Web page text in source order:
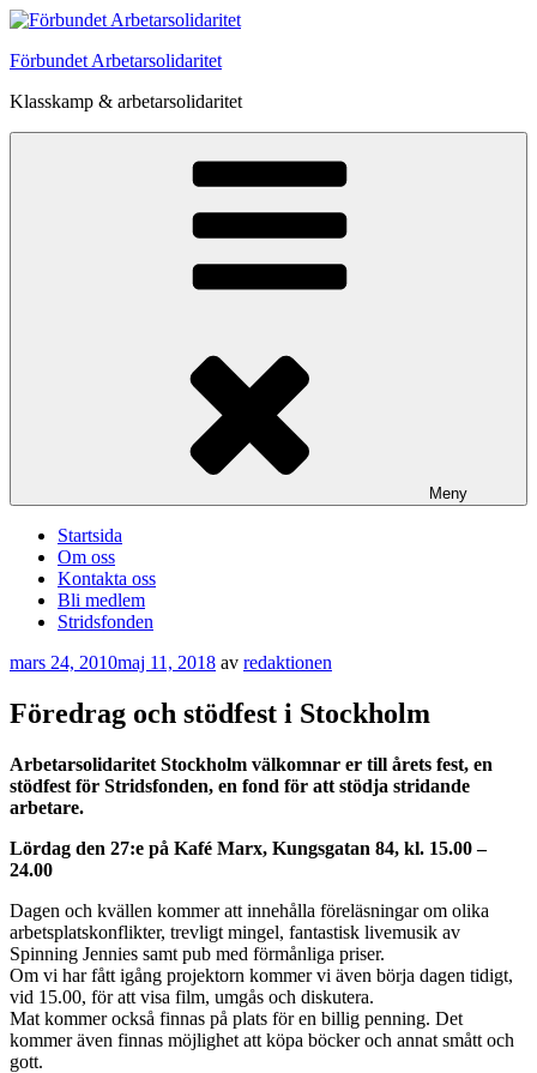
Hoppa
innehåll
Förbundet Arbetarsolidaritet
Klasskamp & arbetarsolidaritet
Meny
Startsida
Om oss
Kontakta oss
Bli medlem
Stridsfonden
Publicerat
mars 24, 2010maj 11, 2018 av redaktionen
Föredrag och stödfest i Stockholm
Arbetarsolidaritet Stockholm välkomnar er till årets fest, en
stödfest för Stridsfonden, en fond för att stödja stridande
arbetare.
Lördag den 27:e på Kafé Marx, Kungsgatan 84, kl. 15.00 –
24.00
Dagen och kvällen kommer att innehålla föreläsningar om olika
arbetsplatskonflikter, trevligt mingel, fantastisk livemusik av
Spinning Jennies samt pub med förmånliga priser.
Om vi har fått igång projektorn kommer vi även börja dagen tidigt,
vid 15.00, för att visa film, umgås och diskutera.
Mat kommer också finnas på plats för en billig penning. Det
kommer även finnas möjlighet att köpa böcker och annat smått och
gott.